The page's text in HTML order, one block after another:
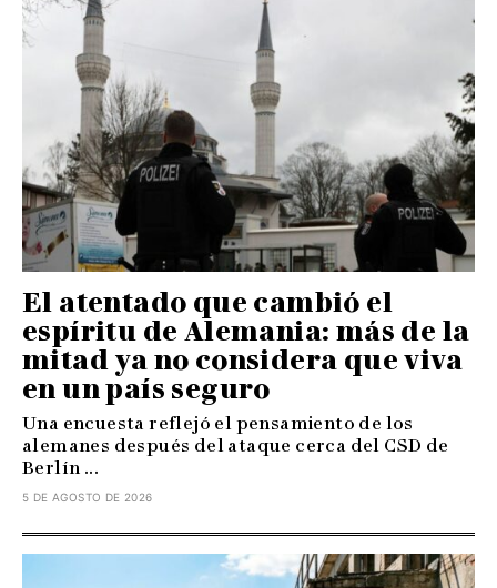
El atentado que cambió el
espíritu de Alemania: más de la
mitad ya no considera que viva
en un país seguro
Una encuesta reflejó el pensamiento de los
alemanes después del ataque cerca del CSD de
Berlín ...
5 DE AGOSTO DE 2026